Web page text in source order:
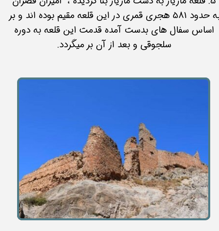
به حدود 581 هجری قمری در این قلعه مقیم بوده اند و بر
اساس سفال های بدست آمده قدمت این قلعه به دوره
سلجوقی و بعد از آن بر میگردد.